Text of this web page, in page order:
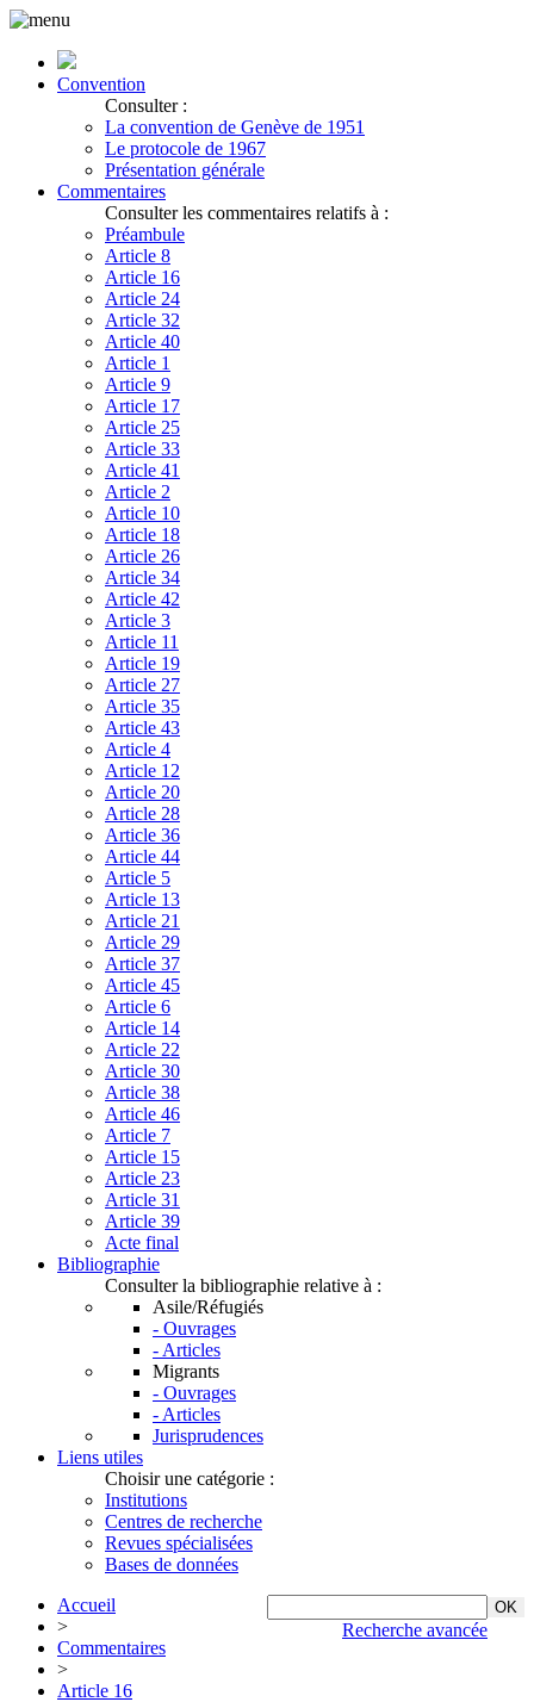
Convention
Consulter :
La convention de Genève de 1951
Le protocole de 1967
Présentation générale
Commentaires
Consulter les commentaires relatifs à :
Préambule
Article 8
Article 16
Article 24
Article 32
Article 40
Article 1
Article 9
Article 17
Article 25
Article 33
Article 41
Article 2
Article 10
Article 18
Article 26
Article 34
Article 42
Article 3
Article 11
Article 19
Article 27
Article 35
Article 43
Article 4
Article 12
Article 20
Article 28
Article 36
Article 44
Article 5
Article 13
Article 21
Article 29
Article 37
Article 45
Article 6
Article 14
Article 22
Article 30
Article 38
Article 46
Article 7
Article 15
Article 23
Article 31
Article 39
Acte final
Bibliographie
Consulter la bibliographie relative à :
Asile/Réfugiés
- Ouvrages
- Articles
Migrants
- Ouvrages
- Articles
Jurisprudences
Liens utiles
Choisir une catégorie :
Institutions
Centres de recherche
Revues spécialisées
Bases de données
Recherche avancée
Accueil
>
Commentaires
>
Article 16